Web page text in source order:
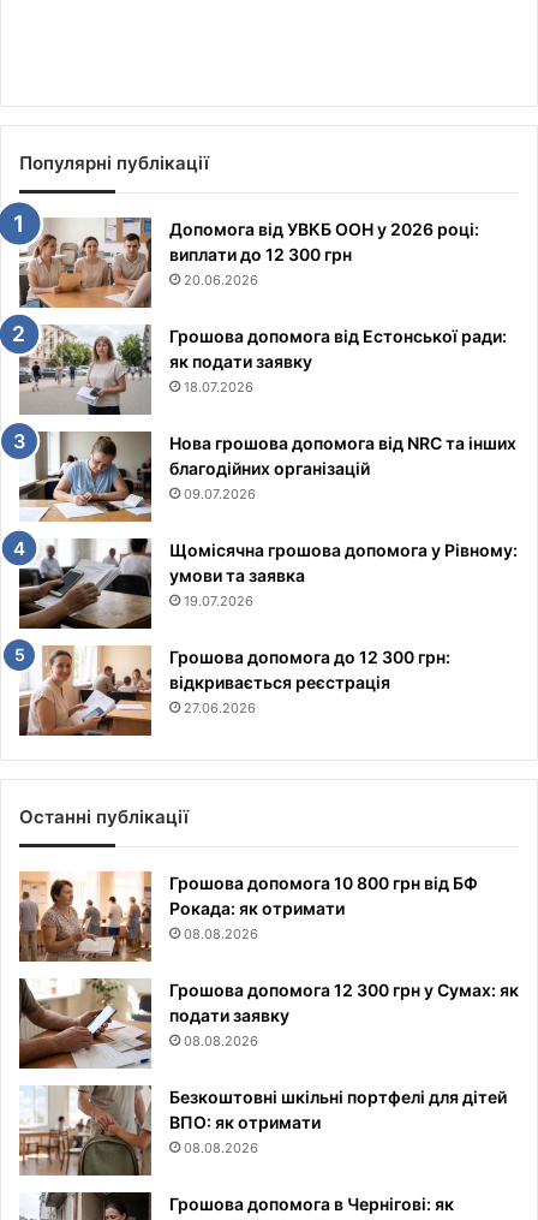
Популярні публікації
Допомога від УВКБ ООН у 2026 році:
виплати до 12 300 грн
20.06.2026
Грошова допомога від Естонської ради:
як подати заявку
18.07.2026
Нова грошова допомога від NRC та інших
благодійних організацій
09.07.2026
Щомісячна грошова допомога у Рівному:
умови та заявка
19.07.2026
Грошова допомога до 12 300 грн:
відкривається реєстрація
27.06.2026
Останні публікації
Грошова допомога 10 800 грн від БФ
Рокада: як отримати
08.08.2026
Грошова допомога 12 300 грн у Сумах: як
подати заявку
08.08.2026
Безкоштовні шкільні портфелі для дітей
ВПО: як отримати
08.08.2026
Грошова допомога в Чернігові: як